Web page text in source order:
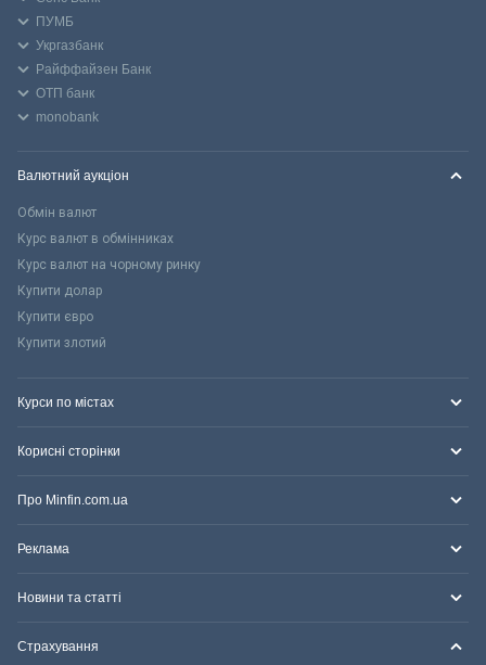
ПУМБ
Укргазбанк
Райффайзен Банк
ОТП банк
monobank
Валютний аукціон
Обмін валют
Курс валют в обмінниках
Курс валют на чорному ринку
Купити долар
Купити євро
Купити злотий
Курси по містах
Корисні сторінки
Про Minfin.com.ua
Реклама
Новини та статті
Страхування